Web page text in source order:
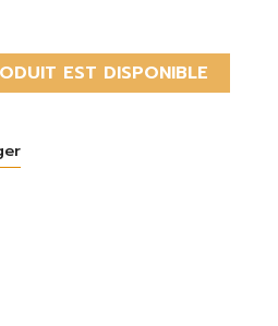
EST DISPONIBLE